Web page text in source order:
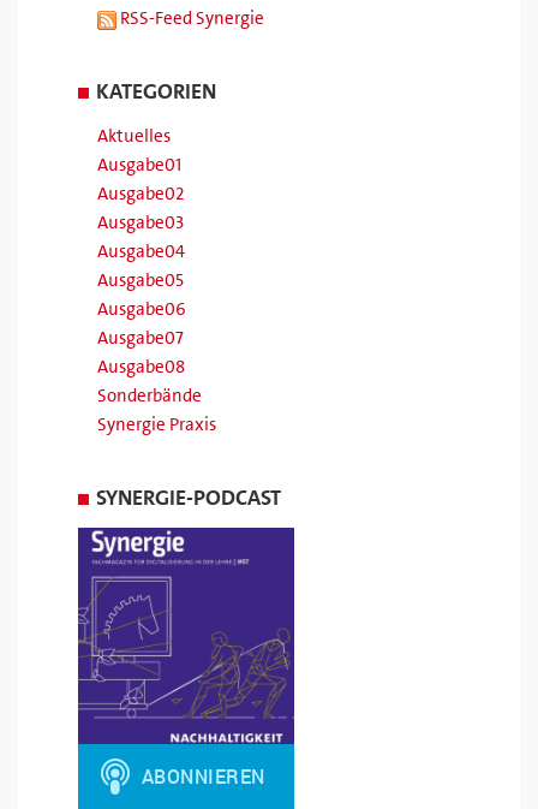
RSS-Feed Synergie
KATEGORIEN
Aktuelles
Ausgabe01
Ausgabe02
Ausgabe03
Ausgabe04
Ausgabe05
Ausgabe06
Ausgabe07
Ausgabe08
Sonderbände
Synergie Praxis
SYNERGIE-PODCAST